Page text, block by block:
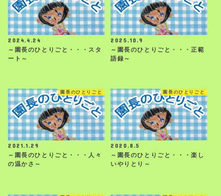
2024.4.24
～園長のひとりごと・・・スタ
ート～
2025.10.9
～園長のひとりごと・・・正範
語録～
園長のひとりごと
2021.1.29
～園長のひとりごと・・・人々
の温かさ～
園長のひとりごと
2020.8.5
～園長のひとりごと・・・楽し
いやりとり～